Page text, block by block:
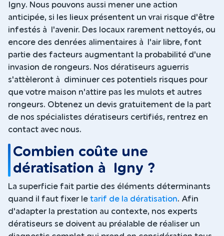
Igny. Nous pouvons aussi mener une action
anticipée, si les lieux présentent un vrai risque d'être
infestés à l'avenir. Des locaux rarement nettoyés, ou
encore des denrées alimentaires à l'air libre, font
partie des facteurs augmentant la probabilité d'une
invasion de rongeurs. Nos dératiseurs aguerris
s'attèleront à diminuer ces potentiels risques pour
que votre maison n'attire pas les mulots et autres
rongeurs. Obtenez un devis gratuitement de la part
de nos spécialistes dératiseurs certifiés, rentrez en
contact avec nous.
Combien coûte une
dératisation à Igny ?
La superficie fait partie des éléments déterminants
quand il faut fixer le tarif de la dératisation. Afin
d'adapter la prestation au contexte, nos experts
dératiseurs se doivent au préalable de réaliser un